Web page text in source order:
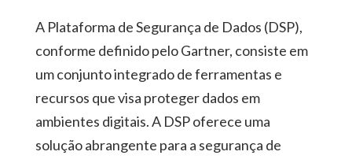
A Plataforma de Segurança de Dados (DSP),
conforme definido pelo Gartner, consiste em
um conjunto integrado de ferramentas e
recursos que visa proteger dados em
ambientes digitais. A DSP oferece uma
solução abrangente para a segurança de